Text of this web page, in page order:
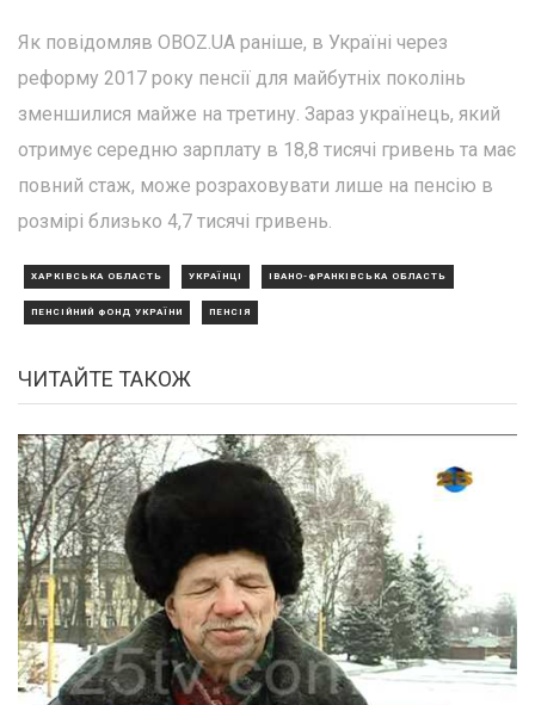
Як повідомляв OBOZ.UA раніше, в Україні через
реформу 2017 року пенсії для майбутніх поколінь
зменшилися майже на третину. Зараз українець, який
отримує середню зарплату в 18,8 тисячі гривень та має
повний стаж, може розраховувати лише на пенсію в
розмірі близько 4,7 тисячі гривень.
ХАРКІВСЬКА ОБЛАСТЬ УКРАЇНЦІ ІВАНО-ФРАНКІВСЬКА ОБЛАСТЬ
ПЕНСІЙНИЙ ФОНД УКРАЇНИ ПЕНСІЯ
ЧИТАЙТЕ ТАКОЖ